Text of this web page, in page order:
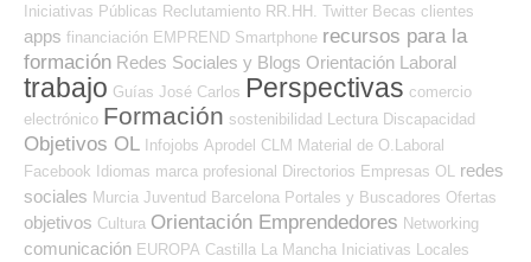
Iniciativas Públicas Reclutamiento RR.HH. Twitter Becas clientes
apps financiación EMPREND Smartphone recursos para la
formación Redes Sociales y Blogs Orientación Laboral
trabajo Guías José Carlos Perspectivas comercio
electrónico Formación sostenibilidad Lectura Discapacidad
Objetivos OL Infojobs Aprodel CLM Material de O.Laboral
Facebook
Idiomas marca profesional Directorios Empresas OL redes
sociales Murcia Juventud Barcelona Portales y Buscadores Ofertas
objetivos Cultura Orientación Emprendedores Networking
comunicación EUROPA Castilla La Mancha Iniciativas Locales